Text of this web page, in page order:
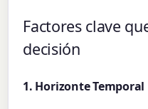
Factores clave
decisión
1. Horizonte Temporal